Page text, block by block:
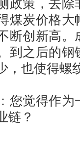
政策，去
煤炭价格
断创新高
到之后的
，也使得螺
觉得作为
链？